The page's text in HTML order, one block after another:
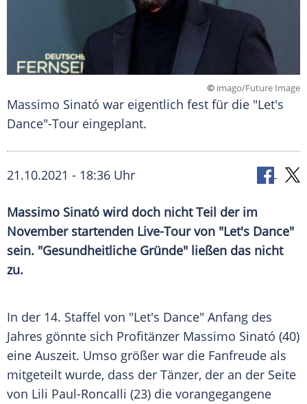
© imago/Future Image
Massimo Sinató war eigentlich fest für die "Let's
Dance"-Tour eingeplant.
21.10.2021 - 18:36 Uhr
Massimo Sinató wird doch nicht Teil der im
November startenden Live-Tour von "Let's Dance"
sein. "Gesundheitliche Gründe" ließen das nicht
zu.
In der 14. Staffel von "Let's Dance" Anfang des
Jahres gönnte sich Profitänzer Massimo Sinató (40)
eine Auszeit. Umso größer war die Fanfreude als
mitgeteilt wurde, dass der Tänzer, der an der Seite
von Lili Paul-Roncalli (23) die vorangegangene